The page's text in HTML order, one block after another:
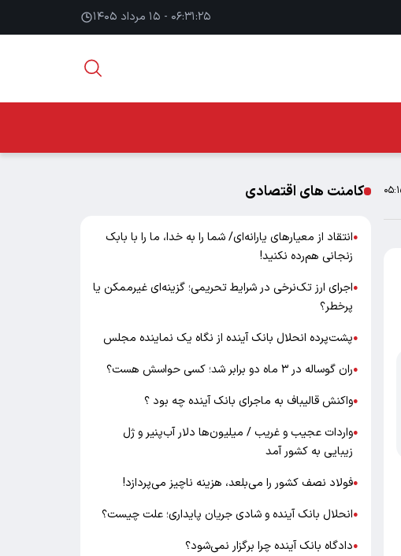
۰۶:۳۱:۲۶ - ۱۵ مرداد ۱۴۰۵
کامنت های اقتصادی
●انتقاد از معیارهای یارانه‌ای/ شما را به خدا، ما را با بابک
زنجانی هم‌رده نکنید!
●اجرای ارز تک‌نرخی در شرایط تحریمی؛ گزینه‌ای غیرممکن یا
پرخطر؟
●پشت‌پرده انحلال بانک آینده از نگاه یک نماینده مجلس
●ران گوساله در ۳ ماه دو برابر شد؛ کسی حواسش هست؟
●واکنش قالیباف به ماجرای بانک آینده چه بود ؟
●واردات عجیب و غریب / میلیون‌ها دلار آب‌پنیر و ژل
زیبایی به کشور آمد
●فولاد نصف کشور را می‌بلعد، هزینه ناچیز می‌پردازد!
●انحلال بانک آینده و شادی جریان پایداری؛ علت چیست؟
●دادگاه بانک آینده چرا برگزار نمی‌شود؟